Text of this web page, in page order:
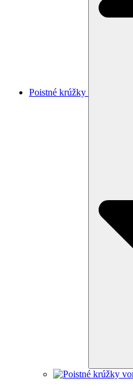
Poistné krúžky